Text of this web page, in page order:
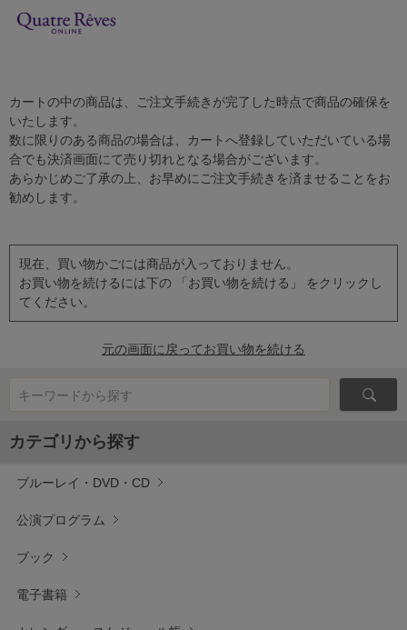
カートの中の商品は、ご注文手続きが完了した時点で商品の確保を
いたします。
数に限りのある商品の場合は、カートへ登録していただいている場
合でも決済画面にて売り切れとなる場合がございます。
あらかじめご了承の上、お早めにご注文手続きを済ませることをお
勧めします。
現在、買い物かごには商品が入っておりません。
お買い物を続けるには下の 「お買い物を続ける」 をクリックし
てください。
元の画面に戻ってお買い物を続ける
キーワードから探す
カテゴリから探す
ブルーレイ・DVD・CD
公演プログラム
ブック
電子書籍